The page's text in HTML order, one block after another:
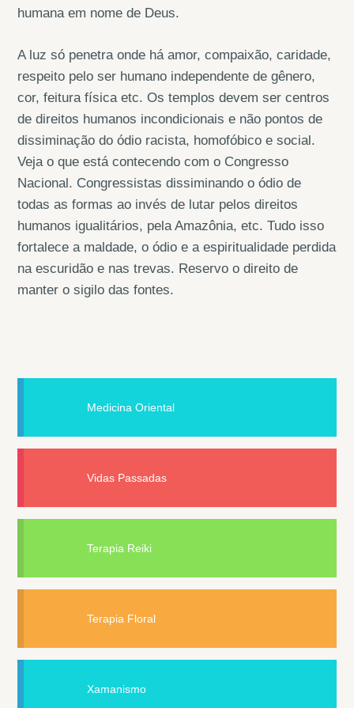
humana em nome de Deus.
A luz só penetra onde há amor, compaixão, caridade,
respeito pelo ser humano independente de gênero,
cor, feitura física etc. Os templos devem ser centros
de direitos humanos incondicionais e não pontos de
dissiminação do ódio racista, homofóbico e social.
Veja o que está contecendo com o Congresso
Nacional. Congressistas dissiminando o ódio de
todas as formas ao invés de lutar pelos direitos
humanos igualitários, pela Amazônia, etc. Tudo isso
fortalece a maldade, o ódio e a espiritualidade perdida
na escuridão e nas trevas. Reservo o direito de
manter o sigilo das fontes.
Medicina Oriental
Vidas Passadas
Terapia Reiki
Terapia Floral
Xamanismo